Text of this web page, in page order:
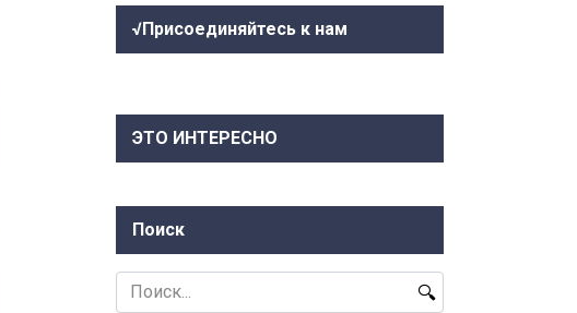
√Присоединяйтесь к нам
ЭТО ИНТЕРЕСНО
Поиск
Search